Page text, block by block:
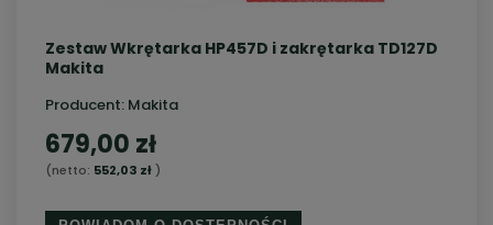
Zestaw Wkrętarka HP457D i zakrętarka TD127D
Makita
Producent: Makita
679,00 zł
(netto: 552,03 zł)